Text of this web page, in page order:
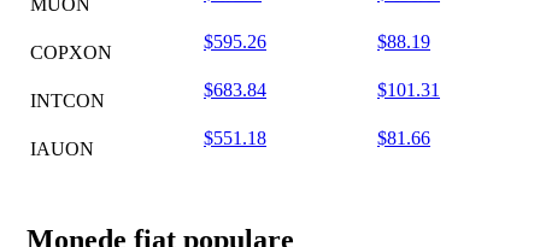
MUON
COPXON
$595.26 $88.19
INTCON
$683.84 $101.31
IAUON
$551.18 $81.66
Monede fiat populare